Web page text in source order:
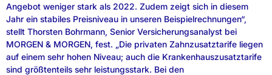
Angebot weniger stark als 2022. Zudem zeigt sich in diesem
Jahr ein stabiles Preisniveau in unseren Beispielrechnungen“,
stellt Thorsten Bohrmann, Senior Versicherungsanalyst bei
MORGEN & MORGEN, fest. „Die privaten Zahnzusatztarife liegen
auf einem sehr hohen Niveau; auch die Krankenhauszusatztarife
sind größtenteils sehr leistungsstark. Bei den